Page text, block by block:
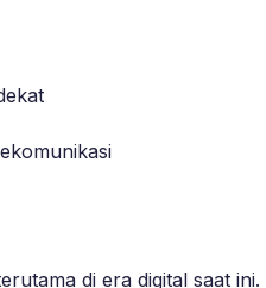
di era digital saat